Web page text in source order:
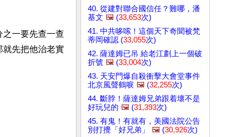
一要先查一查
就先把他治老實
40. 從建對聯合國信任？難哪，潘
基文 🖼️ (33,653次)
41. 中共哆嗦！這個天下奇聞被梵
蒂岡確認 (33,055次)
42. 薩達姆已吊 給老江劃上一個破
折號 🖼️ (33,004次)
43. 天安門爆自殺衝擊大會堂事件
北京風聲鶴唳 🖼️ (32,255次)
44. 斷脖！薩達姆兄弟跟着壞不是
好玩兒的 🖼️ (31,393次)
45. 有鬼！有就有，美國法院公告
別打攪「好兄弟」
🖼️ (30,926次)